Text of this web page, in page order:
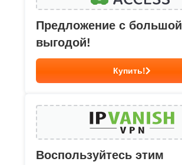
Предложение с большой
выгодой!
Купить!
Воспользуйтесь этим